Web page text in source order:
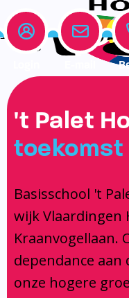
Home
Onze school
Onze school
Het Team
Ouderraad
Privacy
Contact
Interne
Onderwijs dat
Logopedie
Centrum voor
Actueel
Actueel
Vakanties en
Social
BSO / PSZ
Contact
't Palet
toekomst
Basisschool 't
wijk Vlaardingen
Kraanvogellaan.
dependance aan
onze hogere